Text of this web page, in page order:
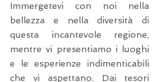
Immergetevi con noi nella
bellezza e nella diversità di
questa incantevole regione,
mentre vi presentiamo i luoghi
e le esperienze indimenticabili
che vi aspettano. Dai tesori